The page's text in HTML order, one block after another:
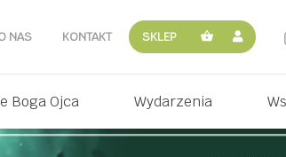
NAS KONTAKT SKLEP
Boga Ojca Wydarzenia